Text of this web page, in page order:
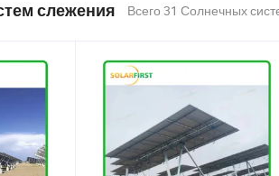
слежения Всего 31 Солнечных